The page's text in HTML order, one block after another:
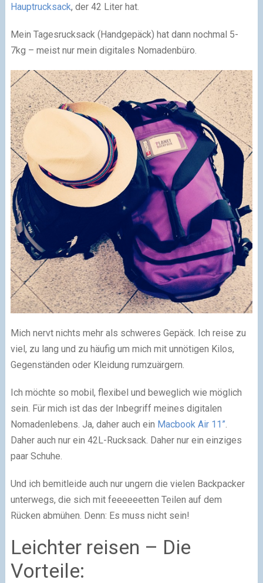
Hauptrucksack, der 42 Liter hat.
Mein Tagesrucksack (Handgepäck) hat dann nochmal 5-
7kg – meist nur mein digitales Nomadenbüro.
Mich nervt nichts mehr als schweres Gepäck. Ich reise zu
viel, zu lang und zu häufig um mich mit unnötigen Kilos,
Gegenständen oder Kleidung rumzuärgern.
Ich möchte so mobil, flexibel und beweglich wie möglich
sein. Für mich ist das der Inbegriff meines digitalen
Nomadenlebens. Ja, daher auch ein Macbook Air 11”
Daher auch nur ein 42L-Rucksack. Daher nur ein einziges
paar Schuhe.
Und ich bemitleide auch nur ungern die vielen Backpacker
unterwegs, die sich mit feeeeeetten Teilen auf dem
Rücken abmühen. Denn: Es muss nicht sein!
Leichter reisen – Die
Vorteile: